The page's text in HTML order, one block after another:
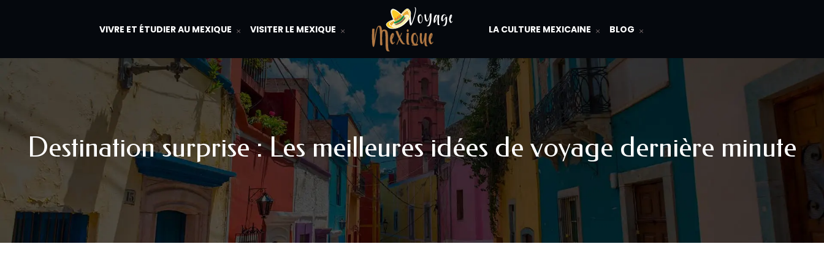
VISITER LE MEXIQUE
VIVRE ET ÉTUDIER AU MEXIQUE LA CULTURE MEXICAINE BLOG
Destination surprise : Les meilleures idées de voyage dernière minute